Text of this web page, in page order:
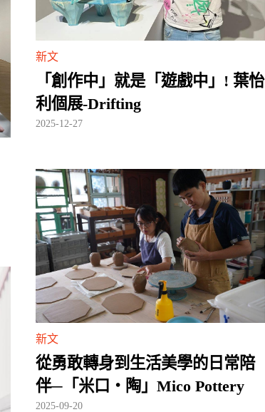
新文
「創作中」就是「遊戲中」! 葉怡
利個展-Drifting
2025-12-27
新文
從勇敢轉身到生活美學的日常陪
伴─「米口・陶」Mico Pottery
2025-09-20